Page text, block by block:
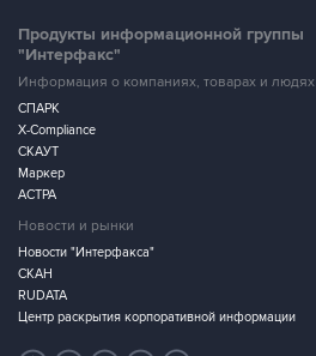
Продукты информационной группы
"Интерфакс"
Информация о компаниях, товарах и людях
СПАРК
X-Compliance
СКАУТ
Маркер
АСТРА
Новости и рынки
Новости "Интерфакса"
СКАН
RUDATA
Центр раскрытия корпоративной информации